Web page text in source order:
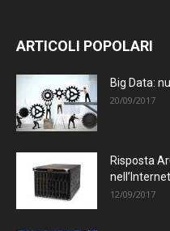
ARTICOLI POPOLARI
Big Data:
20/09/2017
Risposta
12/09/2017